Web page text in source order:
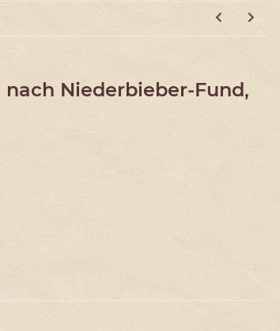
Niederbieber-Fund,